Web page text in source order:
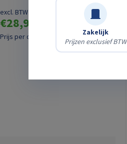
Prijs per dag vanaf
€28,93
excl. BTW
Zakelijk
Prijzen exclusief BTW